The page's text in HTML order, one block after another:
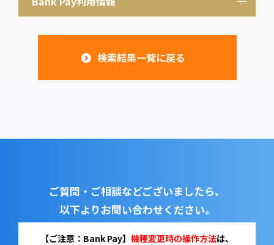
検索結果一覧に戻る
ご質問・ご相談などございましたら、
以下よりお問い合わせください。
【ご注意：Bank Pay】 機種変更時の操作方法は、